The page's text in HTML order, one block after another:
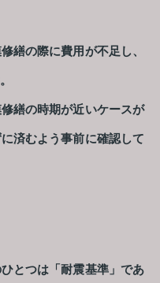
繕の際に費用が不足し、
繕の時期が近いケースが
済むよう事前に確認して
とつは「耐震基準」であ